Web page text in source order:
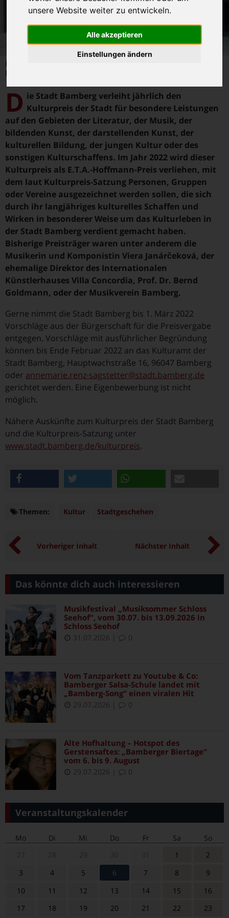
unsere Website weiter zu entwickeln.
Alle akzeptieren
Einstellungen ändern
E.T.A.-Hoffmann-Skulptur am E.T.A.-Hoffmann-Platz. Foto:
Pressestelle / Steffen Schützwohl
D ie Stadt Bamberg verleiht jährlich den
Kulturpreis der Stadt für besondere Leistungen
auf den Gebieten der Literatur, der Musik, der
bildenden Kunst, der darstellenden Kunst, der
kulturellen Bildung, der jungen Kultur oder des
sonstigen Kulturschaffens. Im Jahr 2022 wird dieser
Kulturpreis als E.T.A.-Hoffmann-Preis verliehen, mit
dem laut Kulturpreis-Satzung Personen, Gruppen
oder Vereine ausgezeichnet werden sollen, die sich
durch ihr langjähriges kulturelles Schaffen und
Wirken in besonderer Weise um das Kulturleben in
der Stadt Bamberg verdient gemacht haben.
Bisherige Preisträger waren unter anderem die
Musikerin und Komponistin Viera Janárčeková, der
ehemalige Direktor des Internationalen
Künstlerhauses Villa Concordia, Prof. Dr. Bernd
Goldmann, oder der Musikverein Bamberg.
Gerne nimmt die Stadt Bamberg bis 1. März 2022
Vorschläge aus der Bürgerschaft für die Preisvergabe
entgegen. Vorschläge mit ausführlicher Begründung
können bis Ende Februar 2022 an das Kulturamt der
Stadt Bamberg, Hauptwachstraße 16, 96047 Bamberg
oder annemarie.renz-sagstetter@stadt.bamberg.de
gerichtet werden. Eine Eigenbewerbung ist nicht
möglich.
Nähere Auskünfte zum Kulturpreis der Stadt Bamberg
und die Kulturpreis-Satzung unter
www.stadt.bamberg.de/kulturpreis.
Themen: Themen
Kultur Stadtgeschehen
Vorheriger Inhalt Nächster Inhalt
Das könnte dich auch interessieren
Musikfestival „Musiksommer Schloss
Seehof“, vom 30.07. bis 13.09.2026 in
Schloss Seehof
31.07.2026 0
Vom Tanzparkett zu Youtube & Co:
Bamberger Salsa-Schule landet mit
„Bamberg-Song“ einen viralen Hit
29.07.2026 0
Alte Hofhaltung – Hotspot des
Gerstensaftes: „Bamberger Biertage“
vom 6. bis 9. August
29.07.2026 0
Veranstaltungskalender
Mo Di Mi Do Fr Sa
So
1
2
3
4 5 6 7 8
9
10
11 12 13 14 15
16
17
18 19 20 21 22 23